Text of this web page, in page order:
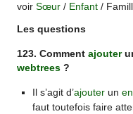
voirSœur / Enfant /
Les questions
123. Commentajouter
webtrees ?
Il s’agit d’ajouterun
faut toutefois faire